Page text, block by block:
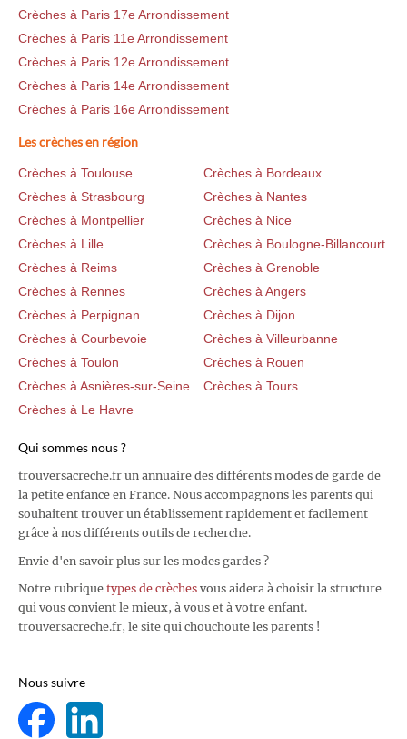
Crèches à Paris 17e Arrondissement
Crèches à Paris 11e Arrondissement
Crèches à Paris 12e Arrondissement
Crèches à Paris 14e Arrondissement
Crèches à Paris 16e Arrondissement
Les crèches en région
Crèches à Toulouse
Crèches à Bordeaux
Crèches à Strasbourg
Crèches à Nantes
Crèches à Montpellier
Crèches à Nice
Crèches à Lille
Crèches à Boulogne-Billancourt
Crèches à Reims
Crèches à Grenoble
Crèches à Rennes
Crèches à Angers
Crèches à Perpignan
Crèches à Dijon
Crèches à Courbevoie
Crèches à Villeurbanne
Crèches à Toulon
Crèches à Rouen
Crèches à Asnières-sur-Seine
Crèches à Tours
Crèches à Le Havre
Qui sommes nous ?
trouversacreche.fr un annuaire des différents modes de garde de
la petite enfance en France. Nous accompagnons les parents qui
souhaitent trouver un établissement rapidement et facilement
grâce à nos différents outils de recherche.
Envie d'en savoir plus sur les modes gardes ?
Notre rubrique types de crèches vous aidera à choisir la structure
qui vous convient le mieux, à vous et à votre enfant.
trouversacreche.fr, le site qui chouchoute les parents !
Nous suivre